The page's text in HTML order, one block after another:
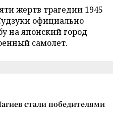
жертв трагедии 1945
официально
на японский город
самолет.
стали победителями